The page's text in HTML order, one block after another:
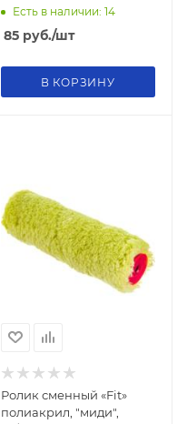
100мм
Есть в наличии: 14
85руб./шт
В КОРЗИНУ
Ролик сменный «Fit»
полиакрил, "миди",